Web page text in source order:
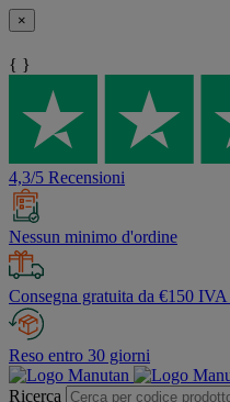
×
{ }
4,3/5 Recensioni
Nessun minimo d'ordine
Consegna gratuita da €150 IVA
Reso entro 30 giorni
Ricerca